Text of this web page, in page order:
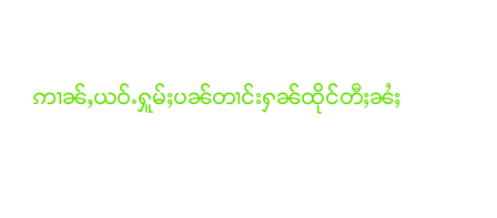
ဢၢၼ်ႇယဝ်ႉႁူမ်ႈပၼ်တၢင်းႁၼ်ထိုင်တီႈၼႆႈ